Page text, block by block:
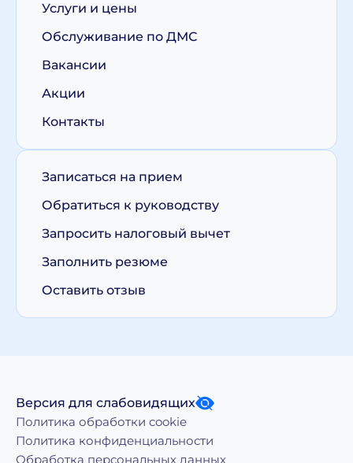
Услуги и цены
Обслуживание по ДМС
Вакансии
Акции
Контакты
Записаться на прием
Обратиться к руководству
Запросить налоговый вычет
Заполнить резюме
Оставить отзыв
Версия для слабовидящих
Политика обработки cookie
Политика конфиденциальности
Обработка персональных данных